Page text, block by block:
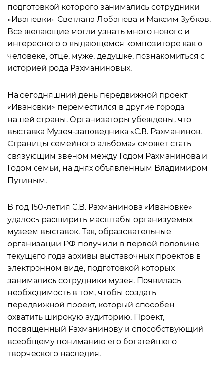
подготовкой которого занимались сотрудники
«Ивановки» Светлана Лобанова и Максим Зубков.
Все желающие могли узнать много нового и
интересного о выдающемся композиторе как о
человеке, отце, муже, дедушке, познакомиться с
историей рода Рахманиновых.
На сегодняшний день передвижной проект
«Ивановки» переместился в другие города
нашей страны. Организаторы убеждены, что
выставка Музея-заповедника «С.В. Рахманинов.
Страницы семейного альбома» сможет стать
связующим звеном между Годом Рахманинова и
Годом семьи, на днях объявленным Владимиром
Путиным.
В год 150-летия С.В. Рахманинова «Ивановке»
удалось расширить масштабы организуемых
музеем выставок. Так, образовательные
организации РФ получили в первой половине
текущего года архивы выставочных проектов в
электронном виде, подготовкой которых
занимались сотрудники музея. Появилась
необходимость в том, чтобы создать
передвижной проект, который способен
охватить широкую аудиторию. Проект,
посвященный Рахманинову и способствующий
всеобщему пониманию его богатейшего
творческого наследия.